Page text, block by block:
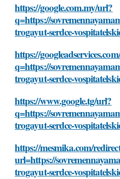
https://google.com.my/url?
q=https://
trogayut-serdce-
https://
q=https://
trogayut-serdce-
https://www.google.tg/url?
q=https://
trogayut-serdce-
https://mesmika.com/
url=https://
trogayut-serdce-